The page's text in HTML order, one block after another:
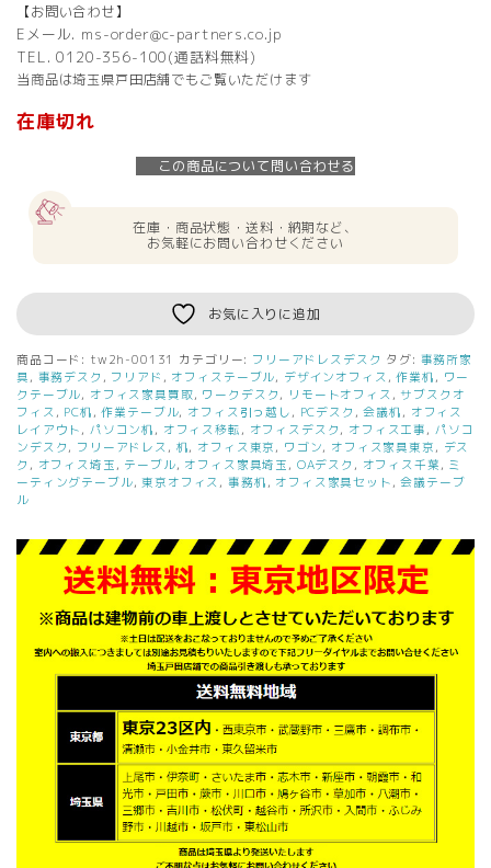
【お問い合わせ】
Eメール. ms-order@c-partners.co.jp
TEL. 0120-356-100(通話料無料)
当商品は埼玉県戸田店舗でもご覧いただけます
在庫切れ
この商品について問い合わせる
在庫・商品状態・送料・納期など、
お気軽にお問い合わせください
お気に入りに追加
商品コード: tw2h-00131 カテゴリー: フリーアドレスデスク タグ: 事務所家
具 , 事務デスク , フリアド , オフィステーブル, デザインオフィス ,作業机 , ワー
クテーブル, オフィス家具買取, ワークデスク , リモートオフィス ,サブスクオ
フィス , PC机 ,作業テーブル, オフィス引っ越し , PCデスク ,会議机 , オフィス
レイアウト , パソコン机 , オフィス移転 , オフィスデスク , オフィス工事 , パソコ
ンデスク , フリーアドレス , 机, オフィス東京 , ワゴン, オフィス家具東京 , デス
ク , オフィス埼玉 , テーブル, オフィス家具埼玉 , OAデスク , オフィス千葉 , ミ
ーティングテーブル,東京オフィス , 事務机 , オフィス家具セット ,会議テーブ
ル